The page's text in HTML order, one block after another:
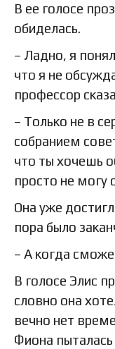
В ее голосе
обиделась.
– Ладно, я
что я не
профессор
– Только не в
собранием
что ты хочешь
просто не могу
Она уже
пора было
– А когда
В голосе Элис
словно она
вечно нет
Фиона